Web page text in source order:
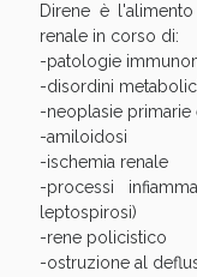
Direne è
renale in corso di:
-patologie
-disordini
-neoplasie primarie
-amiloidosi
-ischemia renale
-processi
leptospirosi)
-rene policistico
-ostruzione al
Benessere